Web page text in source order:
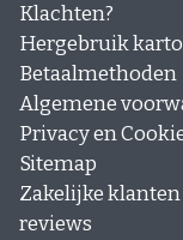
Klachten?
Hergebruik
Betaalmethoden
Algemene
Privacy en
Sitemap
Zakelijke klanten
reviews